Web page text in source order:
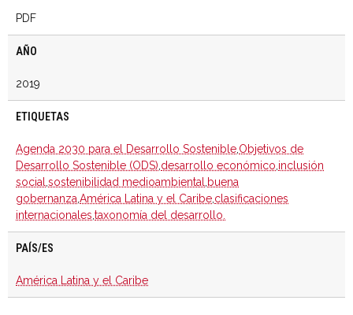
PDF
AÑO
2019
ETIQUETAS
Agenda 2030 para el Desarrollo Sostenible Objetivos de
Desarrollo Sostenible (ODS) desarrollo económico inclusión
social sostenibilidad medioambiental
buena
gobernanza América Latina y el Caribe clasificaciones
internacionales taxonomía del desarrollo.
PAÍS/ES
América Latina y el Caribe